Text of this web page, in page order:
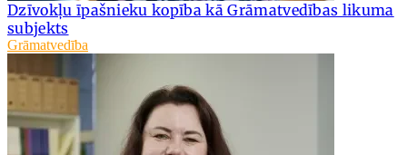
Dzīvokļu īpašnieku kopība kā Grāmatvedības likuma
subjekts
Grāmatvedība